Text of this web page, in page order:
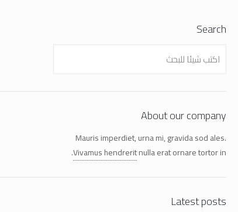
Search
About our company
Mauris imperdiet, urna mi, gravida sod ales.
Vivamus hendreritnulla erat ornare tortor in.
Latest posts